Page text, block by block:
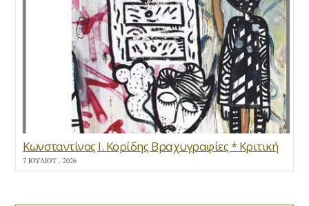
Κωνσταντίνος Ι. Κορίδης Βραχυγραφίες * Κριτική
7 ΙΟΥΛΊΟΥ , 2026